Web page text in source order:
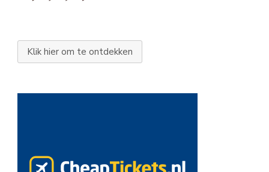
Klik hier om te ontdekken